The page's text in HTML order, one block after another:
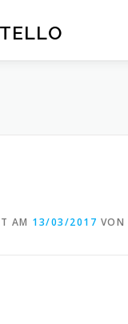
AM 13/03/2017 VON